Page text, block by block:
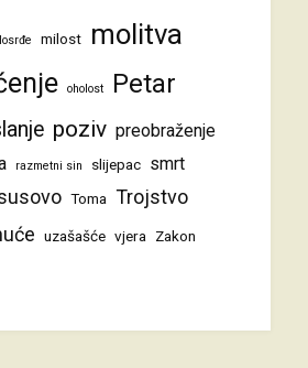
milost molitva
oholost Petar
poziv preobraženje
razmetni sin slijepac smrt
Toma Trojstvo
uzašašće vjera
Zakon